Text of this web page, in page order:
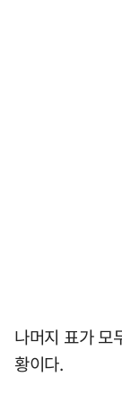
나머지 표가 모
황이다.